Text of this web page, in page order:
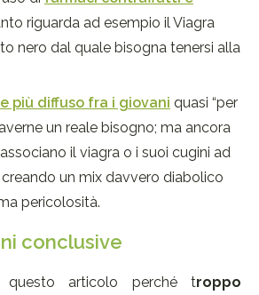
riguarda ad esempio il Viagra
nero dal quale bisogna tenersi alla
più diffuso fra i giovani quasi “per
un reale bisogno; ma ancora
il viagra o i suoi cugini ad
un mix davvero diabolico
pericolosità.
conclusive
questo articolo perché troppo